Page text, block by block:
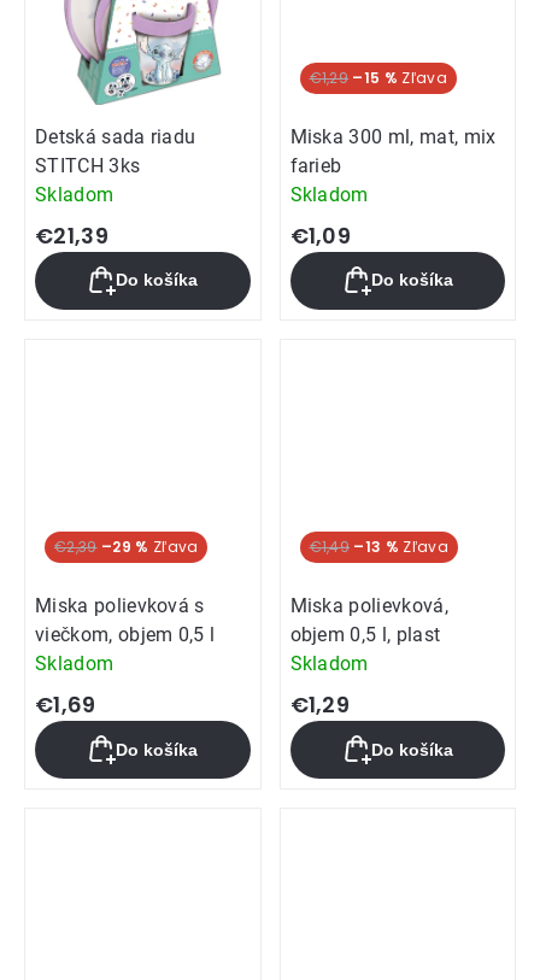
Detská sada riadu
STITCH 3ks
Skladom
€21,39
Do košíka
€1,29 –15 %
Miska 300 ml, mat, mix
farieb
Skladom
€1,09
Do košíka
€2,39 –29 %
Miska polievková s
viečkom, objem 0,5 l
Skladom
€1,69
Do košíka
€1,49 –13 %
Miska polievková,
objem 0,5 l, plast
Skladom
€1,29
Do košíka